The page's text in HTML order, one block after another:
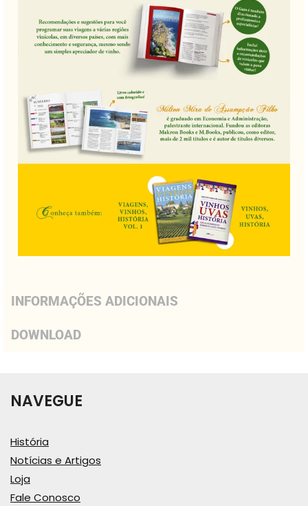
INFORMAÇÕES ADICIONAIS
DOWNLOAD
NAVEGUE
História
Notícias e Artigos
Loja
Fale Conosco